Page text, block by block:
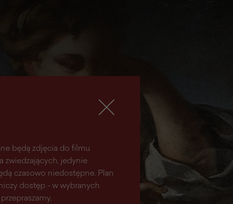
będą zdjęcia do filmu
zwiedzających, jedynie
czasowo niedostępne. Plan
dostęp - w wybranych